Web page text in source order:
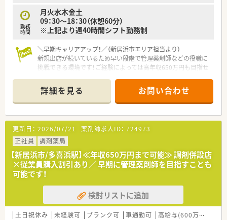
勤務
時間
月火水木金土
09：30～18：30（休憩60分）
※上記より週40時間シフト勤務制
＼早期キャリアアップ！／（新居浜市エリア担当より）
新規出店が続いているため早い段階で管理薬剤師などの役職に
挑戦できる環境です！ご経験によっては高年収650万円も目指せ
＊------------------------------------------＊
【店舗情報と応需状況について】
■新居浜駅から車で10分ほどの距離に位置しており広域からの
処方箋を1日10から20枚程度応需しています。
■主に一人薬剤師体制で運営されており個人の裁量を持っての
びのびと調剤業務に取り組める環境が整っています。
■併設されている店舗のスタッフともしっかりと連携を取りな
がら活気ある雰囲気の中で業務を進めていただけます。
【法人特徴について】
■地域密着型の店舗を多数展開しており多角的な事業運営を通
じて地域の皆様の暮らしを多面的に支えています。
■業界大手のグループ会社として強固な経営基盤と蓄積された
ノウハウを融合させた安定した成長性が魅力です。
詳細を見る お問い合わせ
更新日： 2026/07/21 薬剤師求人ID： 724973
正社員
調剤薬局
【新居浜市/多喜浜駅】≪年収650万円まで可能≫ 調剤併設店
×従業員購入割引あり／ 早期に管理薬剤師を目指すことも
可能です！
検討リストに追加
土日祝休み 未経験可 ブランク可 車通勤可 高給与(600万円以上)